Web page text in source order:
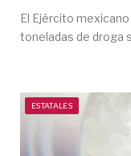
El Ejército
toneladas de droga
ESTATALES